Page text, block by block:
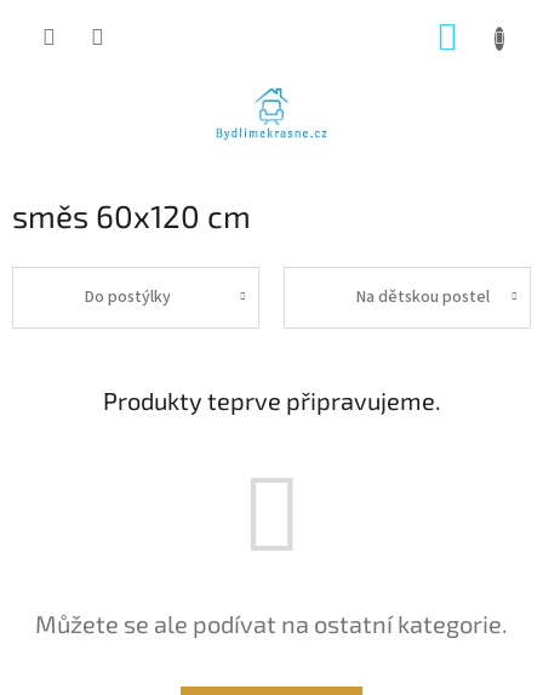
směs 60x120 cm
Do postýlky Na dětskou postel
Produkty teprve připravujeme.
Můžete se ale podívat na ostatní kategorie.